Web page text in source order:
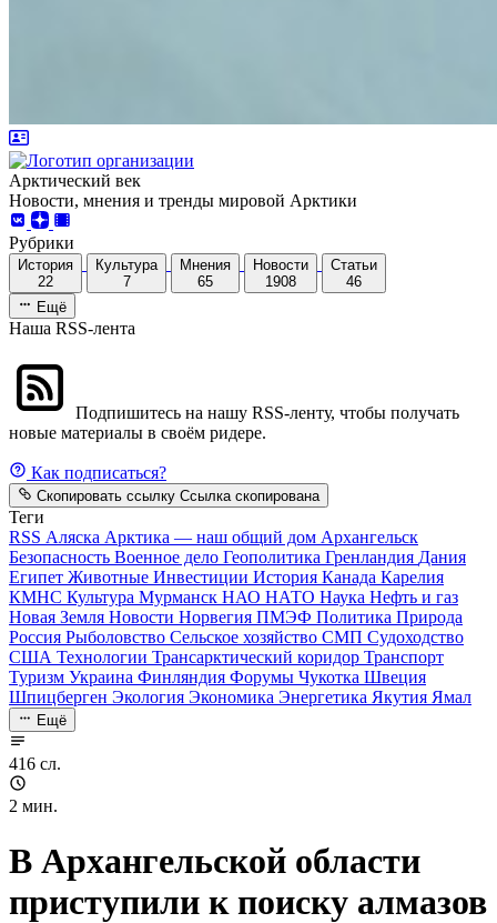
Арктический век
Новости, мнения и тренды мировой Арктики
Рубрики
История
22
Культура
7
Мнения
65
Новости
1908
Статьи
46
Ещё
Наша RSS-лента
Подпишитесь на нашу RSS-ленту, чтобы получать
новые материалы в своём ридере.
Как подписаться?
Скопировать ссылку Ссылка скопирована
Теги
RSS Аляска Арктика — наш общий дом Архангельск
Безопасность Военное дело Геополитика Гренландия Дания
Египет Животные Инвестиции История Канада Карелия
КМНС Культура Мурманск НАО НАТО Наука Нефть и газ
Новая Земля Новости Норвегия ПМЭФ Политика Природа
Россия Рыболовство Сельское хозяйство СМП Судоходство
США Технологии Трансарктический коридор Транспорт
Туризм Украина Финляндия Форумы Чукотка Швеция
Шпицберген Экология Экономика Энергетика Якутия Ямал
Ещё
416 сл.
2 мин.
В Архангельской области
приступили к поиску алмазов